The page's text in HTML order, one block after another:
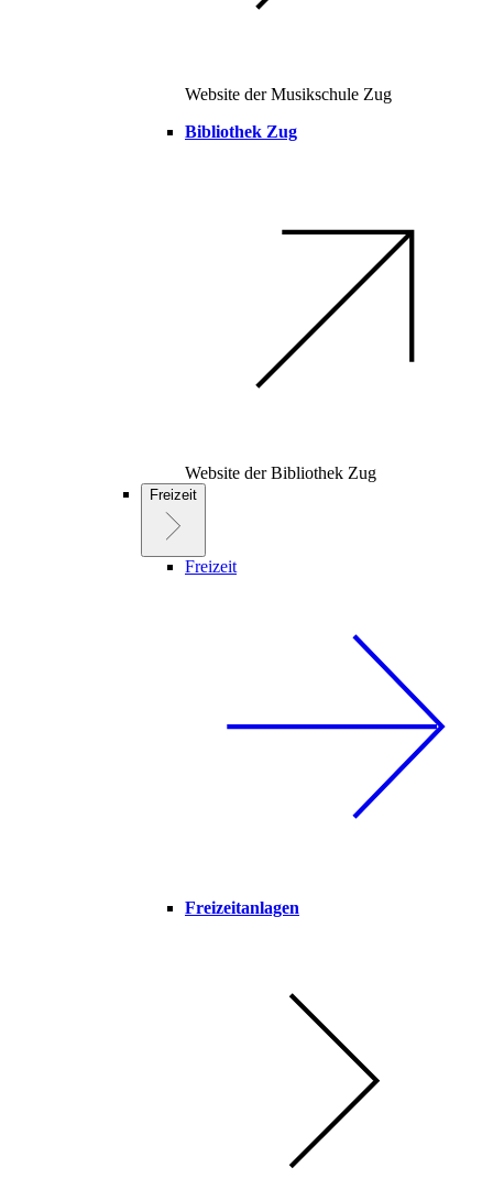
Website der Musikschule Zug
Bibliothek Zug
Website der Bibliothek Zug
Freizeit
Freizeit
Freizeitanlagen